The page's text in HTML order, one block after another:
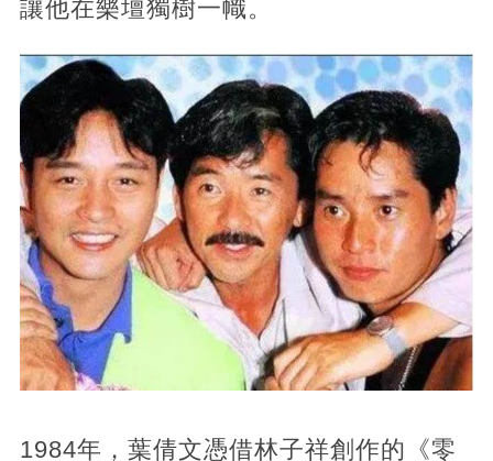
讓他在樂壇獨樹一幟。
1984年，葉倩文憑借林子祥創作的《零